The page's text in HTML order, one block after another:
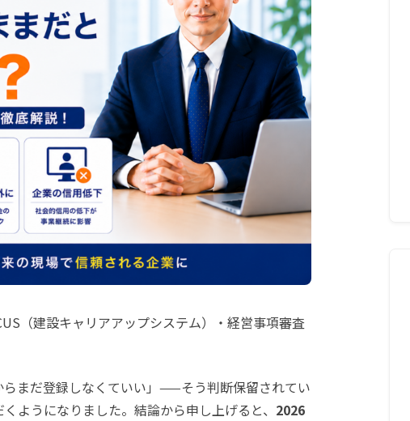
（建設キャリアアップシステム）・経営事項審査
らまだ登録しなくていい」——そう判断保留されてい
ようになりました。結論から申し上げると、 2026